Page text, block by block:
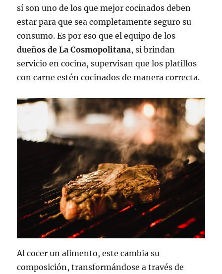
sí son uno de los que mejor cocinados deben
estar para que sea completamente seguro su
consumo. Es por eso que el equipo de los
dueños de La Cosmopolitana, si brindan
servicio en cocina, supervisan que los platillos
con carne estén cocinados de manera correcta.
Al cocer un alimento, este cambia su
composición, transformándose a través de